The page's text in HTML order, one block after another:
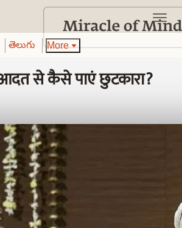
తెలుగు More
से कैसे पाएं छुटकारा?